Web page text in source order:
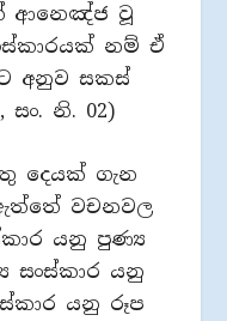
ආනෙඤ්ජ වූ
නම් ඒ
අනුව සකස්
සං. නි. 02)
දෙයක් ගැන
වචනවල
යනු පුණ්‍ය
සංස්කාර යනු
යනු රූප